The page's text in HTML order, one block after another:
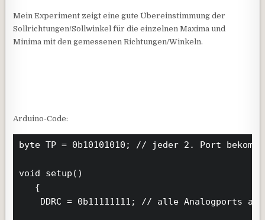
Mein Experiment zeigt eine gute Übereinstimmung der
Sollrichtungen/Sollwinkel für die einzelnen Maxima und
Minima mit den gemessenen Richtungen/Winkeln.
Arduino-Code:
byte TP = 0b10101010; // jeder 2. Port
void setup()
   {
DDRC = 0b11111111; // alle Analogports